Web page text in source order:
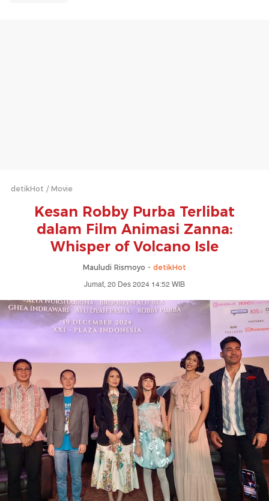
detikHot Movie
Kesan Robby Purba Terlibat
dalam Film Animasi Zanna:
Whisper of Volcano Isle
Mauludi Rismoyo - detikHot
Jumat, 20 Des 2024 14:52 WIB